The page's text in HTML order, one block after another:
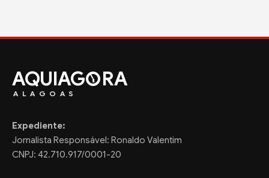
AQUIAG RA
ALAGOAS
Expediente:
Jornalista Responsável: Ronaldo Valentim
CNPJ: 42.710.917/0001-20